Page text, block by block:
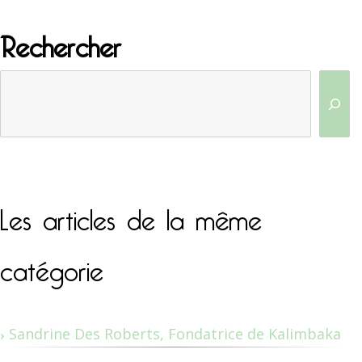
Rechercher
Les articles de la même
catégorie
Sandrine Des Roberts, Fondatrice de Kalimbaka